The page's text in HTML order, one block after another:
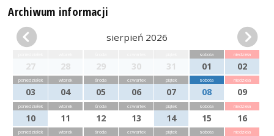
Archiwum informacji
sierpień 2026
27 28 29 30 31
sobota
01
niedziela
02
poniedziałek
03
wtorek
04
środa
05
czwartek
06
piątek
07
sobota
08
niedziela
09
poniedziałek
10
wtorek
11
środa
12
czwartek
13
piątek
14
sobota
15
niedziela
16
poniedziałek wtorek środa czwartek piątek sobota niedziela